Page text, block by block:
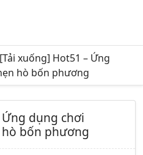
[Tải xuống] Hot51 – Ứng
hò bốn phương
dụng chơi
bốn phương